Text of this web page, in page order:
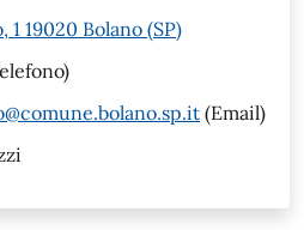
1 19020 Bolano (SP)
(Email)